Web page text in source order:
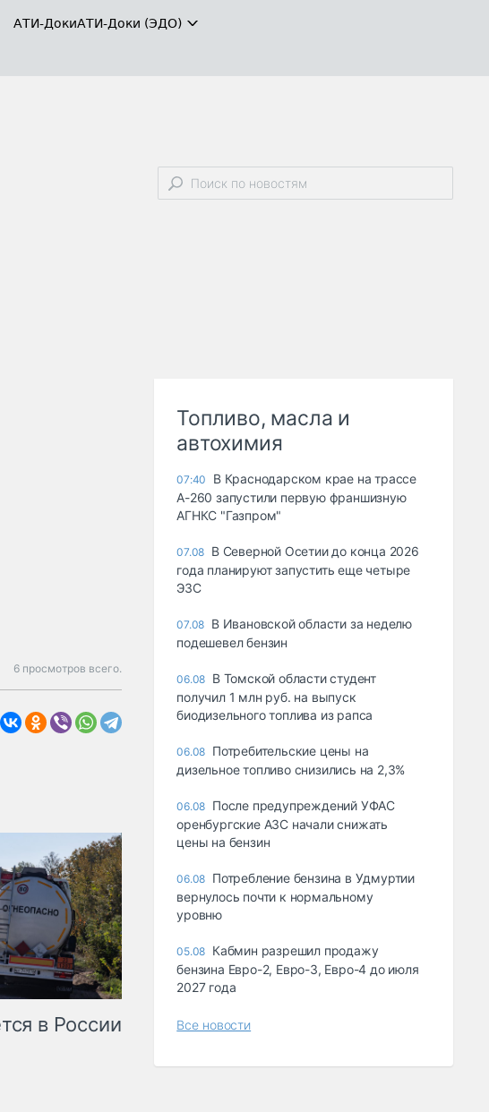
АТИ-ДокиАТИ-Доки (ЭДО)
6 просмотров всего.
в России
Топливо, масла и
автохимия
07:40
В Краснодарском крае на трассе
А-260 запустили первую франшизную
АГНКС "Газпром"
07.08 В Северной Осетии до конца 2026
года планируют запустить еще четыре
ЭЗС
07.08 В Ивановской области за неделю
подешевел бензин
06.08 В Томской области студент
получил 1 млн руб. на выпуск
биодизельного топлива из рапса
06.08 Потребительские цены на
дизельное топливо снизились на 2,3%
06.08 После предупреждений УФАС
оренбургские АЗС начали снижать
цены на бензин
06.08 Потребление бензина в Удмуртии
вернулось почти к нормальному
уровню
05.08 Кабмин разрешил продажу
бензина Евро-2, Евро-3, Евро-4 до июля
2027 года
Все новости